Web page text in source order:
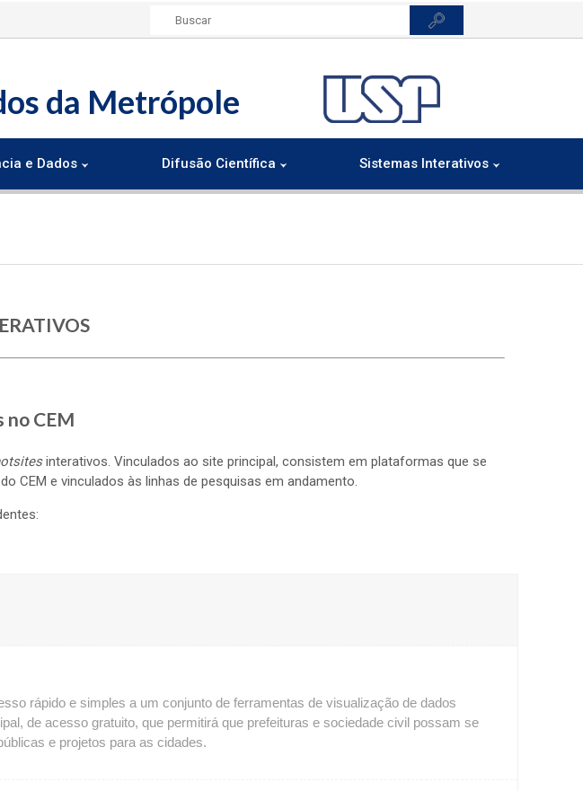
da Metrópole
e Dados Difusão Científica Sistemas Interativos
CEM
interativos. Vinculados ao site principal, consistem em plataformas que se
CEM e vinculados às linhas de pesquisas em andamento.
rápido e simples a um conjunto de ferramentas de visualização de dados
de acesso gratuito, que permitirá que prefeituras e sociedade civil possam se
e projetos para as cidades.